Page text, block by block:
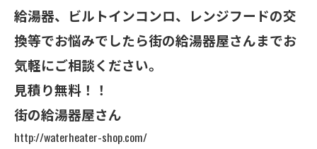
給湯器、ビルトインコンロ、レンジフードの交
換等でお悩みでしたら街の給湯器屋さんまでお
気軽にご相談ください。
見積り無料！！
街の給湯器屋さん
http://waterheater-shop.com/